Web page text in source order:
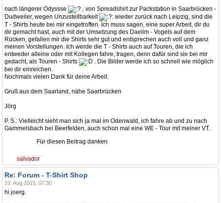
nach längerer Odyssse
, von Spreadshirt zur Packstation in Saarbrücken -
Dudweiler, wegen Unzustellbarkeit
wieder zurück nach Leipzig, sind die
T - Shirts heute bei mir eingetroffen. Ich muss sagen, eine super Arbeit, dir du
dir gemacht hast, auch mit der Umsetzung des Daelim - Vogels auf dem
Rücken, gefallen mir die Shirts sehr gut und entsprechen auch voll und ganz
meinen Vorstellungen. Ich werde die T - Shirts auch auf Touren, die ich
entweder alleine oder mit Kollegen fahre, tragen, denn dafür sind sie bei mir
gedacht, als Touren - Shirts
. Die Bilder werde ich so schnell wie möglich
bei dir einreichen.
Nochmals vielen Dank für deine Arbeit.
Gruß aus dem Saarland, nähe Saarbrücken
Jörg
P. S.: Vielleicht sieht man sich ja mal im Odenwald, ich fahre ab und zu nach
Gammelsbach bei Beerfelden, auch schon mal eine WE - Tour mit meiner VT.
Für diesen Beitrag danken
salvador
Re: Forum - T-Shirt Shop
10. Aug 2015, 07:30
hi joerg.